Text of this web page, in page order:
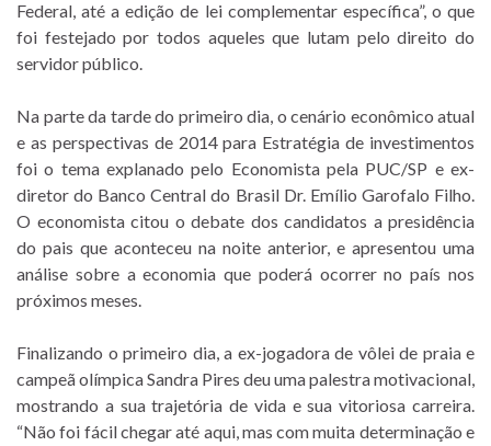
Federal, até a edição de lei complementar específica”, o que
foi festejado por todos aqueles que lutam pelo direito do
servidor público.
Na parte da tarde do primeiro dia, o cenário econômico atual
e as perspectivas de 2014 para Estratégia de investimentos
foi o tema explanado pelo Economista pela PUC/SP e ex-
diretor do Banco Central do Brasil Dr. Emílio Garofalo Filho.
O economista citou o debate dos candidatos a presidência
do pais que aconteceu na noite anterior, e apresentou uma
análise sobre a economia que poderá ocorrer no país nos
próximos meses.
Finalizando o primeiro dia, a ex-jogadora de vôlei de praia e
campeã olímpica Sandra Pires deu uma palestra motivacional,
mostrando a sua trajetória de vida e sua vitoriosa carreira.
“Não foi fácil chegar até aqui, mas com muita determinação e